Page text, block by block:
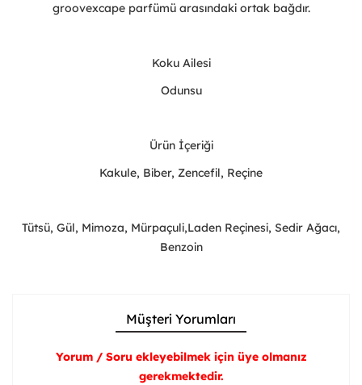
groovexcape parfümü arasındaki ortak bağdır.
Koku Ailesi
Odunsu
Ürün İçeriği
Kakule, Biber, Zencefil, Reçine
Tütsü, Gül, Mimoza, Mürpaçuli,Laden Reçinesi, Sedir Ağacı,
Benzoin
Müşteri Yorumları
Yorum / Soru ekleyebilmek için üye olmanız
gerekmektedir.